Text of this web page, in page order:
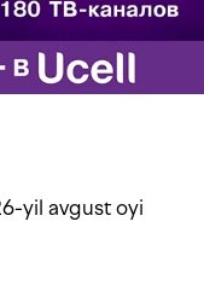
yil avgust oyi